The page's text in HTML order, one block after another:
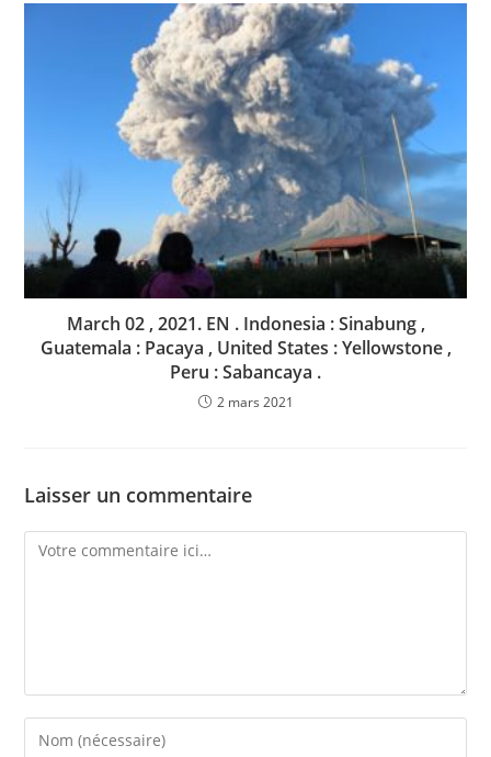
March 02 , 2021. EN . Indonesia : Sinabung ,
Guatemala : Pacaya , United States : Yellowstone ,
Peru : Sabancaya .
2 mars 2021
Laisser un commentaire
Comment
Enter